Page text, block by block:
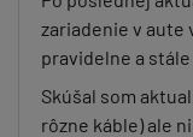
zariadenie v aute
pravidelne a stále
Skúšal som
rôzne káble) ale